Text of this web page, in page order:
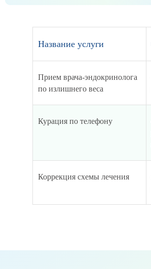
Название услуги
Прием врача-эндокринолога
по излишнего веса
Курация по телефону
Коррекция схемы лечения